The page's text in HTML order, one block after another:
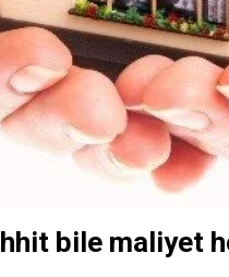
bile maliyet